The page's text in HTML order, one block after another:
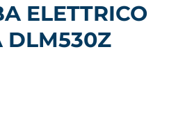
ELETTRICO
DLM530Z